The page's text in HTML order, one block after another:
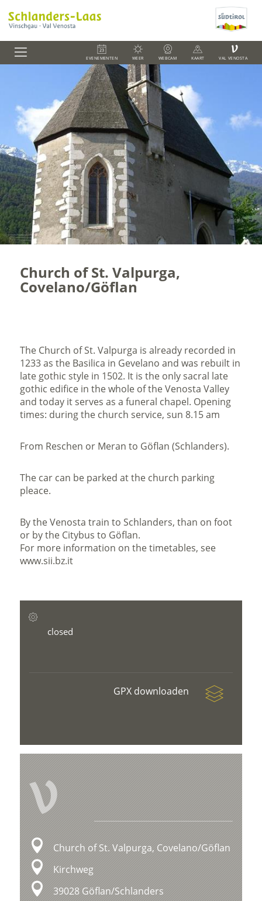
EVENEMENTEN WEER WEBCAM KAART
V
VAL VENOSTA
Church of St. Valpurga,
Covelano/Göflan
The Church of St. Valpurga is already recorded in
1233 as the Basilica in Gevelano and was rebuilt in
late gothic style in 1502. It is the only sacral late
gothic edifice in the whole of the Venosta Valley
and today it serves as a funeral chapel. Opening
times: during the church service, sun 8.15 am
From Reschen or Meran to Göflan (Schlanders).
The car can be parked at the church parking
pleace.
By the Venosta train to Schlanders, than on foot
or by the Citybus to Göflan.
For more information on the timetables, see
www.sii.bz.it
closed
GPX downloaden
V
Church of St. Valpurga, Covelano/Göflan
Kirchweg
39028 Göflan/Schlanders